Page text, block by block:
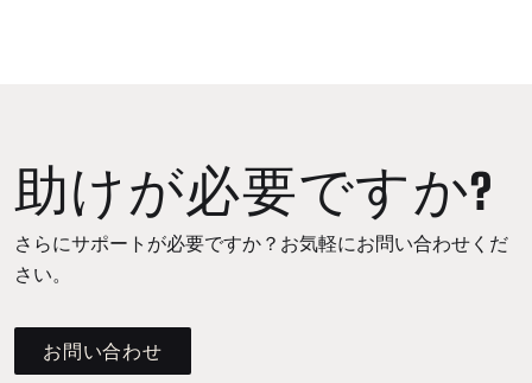
助けが必要ですか?
さらにサポートが必要ですか？お気軽にお問い合わせくだ
さい。
お問い合わせ